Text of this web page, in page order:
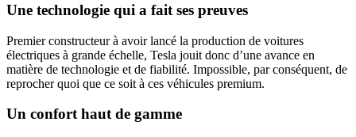
Une technologie qui a fait ses preuves
Premier constructeur à avoir lancé la production de voitures
électriques à grande échelle, Tesla jouit donc d’une avance en
matière de technologie et de fiabilité. Impossible, par conséquent, de
reprocher quoi que ce soit à ces véhicules premium.
Un confort haut de gamme